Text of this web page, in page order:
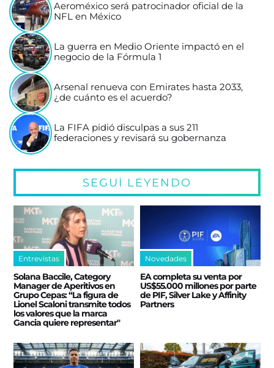
Aeroméxico será patrocinador oficial de la
NFL en México
La guerra en Medio Oriente impactó en el
negocio de la Fórmula 1
Arsenal renueva con Emirates hasta 2033,
¿de cuánto es el acuerdo?
La FIFA pidió disculpas a sus 211
federaciones y revisará su gobernanza
SEGUÍ LEYENDO
Entrevistas
Solana Baccile, Category
Manager de Aperitivos en
Grupo Cepas: “La figura de
Lionel Scaloni transmite todos
los valores que la marca
Gancia quiere representar"
Novedades
EA completa su venta por
US$55.000 millones por parte
de PIF, Silver Lake y Affinity
Partners